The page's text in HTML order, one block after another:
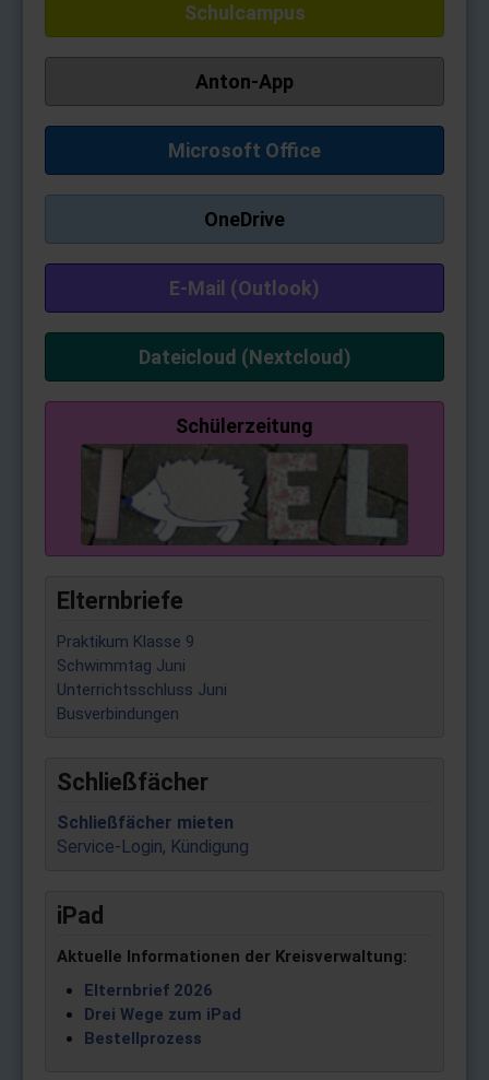
Schulcampus
Anton-App
Microsoft Office
OneDrive
E-Mail (Outlook)
Dateicloud (Nextcloud)
Schülerzeitung
Elternbriefe
Praktikum Klasse 9
Schwimmtag Juni
Unterrichtsschluss Juni
Busverbindungen
Schließfächer
Schließfächer mieten
Service-Login, Kündigung
iPad
Aktuelle Informationen der Kreisverwaltung:
Elternbrief 2026
Drei Wege zum iPad
Bestellprozess